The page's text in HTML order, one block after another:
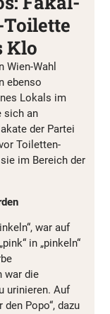
Toilette
Klo
Wien-Wahl
ebenso
Lokals im
sich an
der Partei
Toiletten-
im Bereich der
war auf
in „pinkeln“
war die
urinieren. Auf
Popo“, dazu